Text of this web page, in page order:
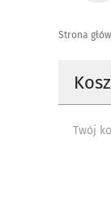
Strona
Twój